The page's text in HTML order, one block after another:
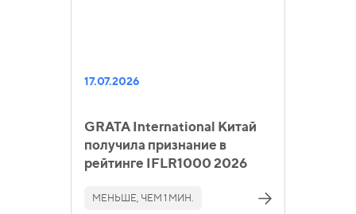
17.07.2026
GRATA International Китай
получила признание в
рейтинге IFLR1000 2026
МЕНЬШЕ, ЧЕМ 1 МИН.